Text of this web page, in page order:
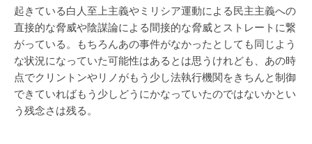
起きている白人至上主義やミリシア運動による民主主義への
直接的な脅威や陰謀論による間接的な脅威とストレートに繋
がっている。もちろんあの事件がなかったとしても同じよう
な状況になっていた可能性はあるとは思うけれども、あの時
点でクリントンやリノがもう少し法執行機関をきちんと制御
できていればもう少しどうにかなっていたのではないかとい
う残念さは残る。